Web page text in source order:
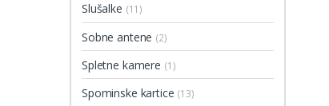
Slušalke (11)
Sobne antene (2)
Spletne kamere (1)
Spominske kartice (13)